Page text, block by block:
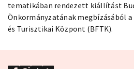
tematikában rendezett kiállítást
Önkormányzatának megbízásából
és Turisztikai Központ (BFTK).